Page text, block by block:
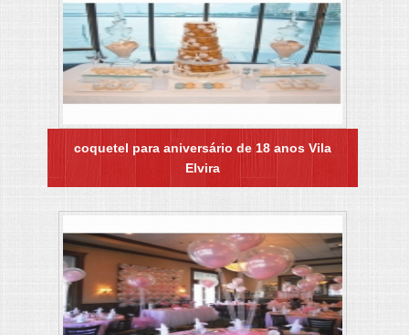
coquetel para aniversário de 18 anos Vila
Elvira